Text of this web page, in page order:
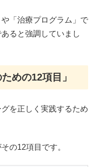
「治療プログラム」で
ると強調していまし
めの12項目」
を正しく実践するため
の12項目です。